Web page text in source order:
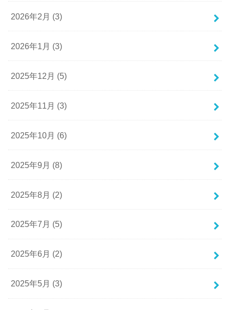
2026年2月 (3)
2026年1月 (3)
2025年12月 (5)
2025年11月 (3)
2025年10月 (6)
2025年9月 (8)
2025年8月 (2)
2025年7月 (5)
2025年6月 (2)
2025年5月 (3)